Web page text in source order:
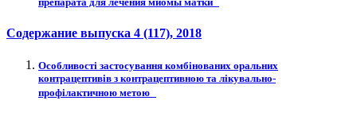
Содержание выпуска 4 (117), 2018
Особливості застосування комбінованих оральних
контрацептивів з контрацептивною та лікувально-
профілактичною метою